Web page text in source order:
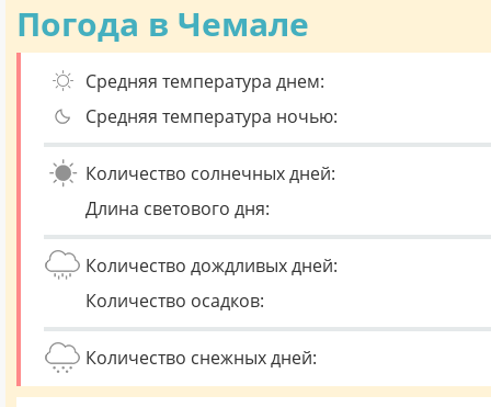
Погода в Чемале
Средняя температура днем:
Средняя температура ночью:
Количество солнечных дней:
Длина светового дня:
Количество дождливых дней:
Количество осадков:
Количество снежных дней: